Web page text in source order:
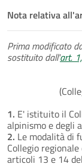
Nota relativa
Prima modificato
sostituito dall'art.
1. E' istituito il
alpinismo e degli
2. Le modalità di
Collegio
articoli 13 e 14